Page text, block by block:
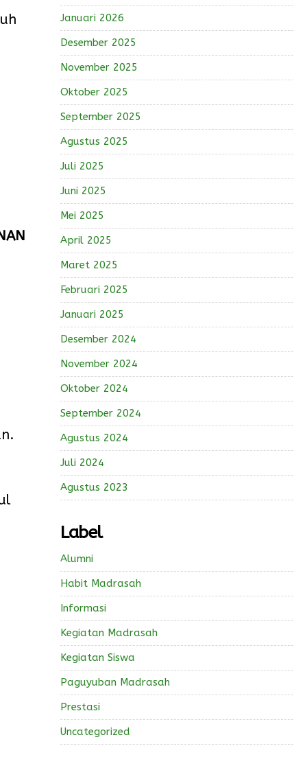
Januari 2026
Desember 2025
November 2025
Oktober 2025
September 2025
Agustus 2025
Juli 2025
Juni 2025
Mei 2025
April 2025
Maret 2025
Februari 2025
Januari 2025
Desember 2024
November 2024
Oktober 2024
September 2024
Agustus 2024
Juli 2024
Agustus 2023
Label
Alumni
Habit Madrasah
Informasi
Kegiatan Madrasah
Kegiatan Siswa
Paguyuban Madrasah
Prestasi
Uncategorized